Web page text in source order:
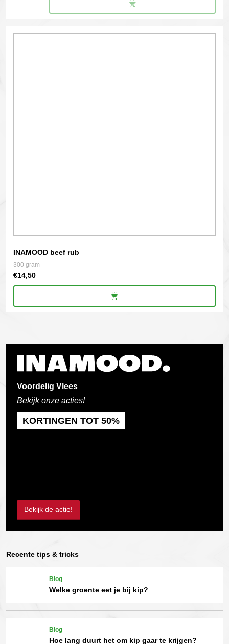
INAMOOD beef rub
300 gram
€14,50
Voordelig Vlees
Bekijk onze acties!
KORTINGEN TOT 50%
Bekijk de actie!
Recente tips & tricks
Blog
Welke groente eet je bij kip?
Blog
Hoe lang duurt het om kip gaar te krijgen?